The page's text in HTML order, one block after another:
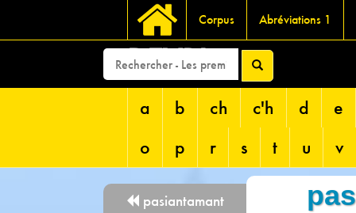
Corpus Abréviations 1
DEVRI
a b ch c'h d
e
o
p r s t u v
pasiantamant